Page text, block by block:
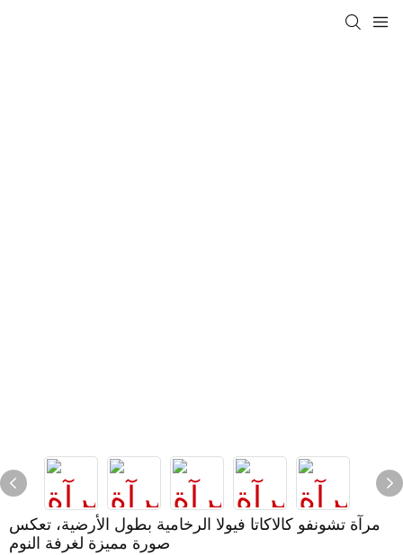
مرآة تشونفو كالاكاتا فيولا الرخامية بطول الأرضية، تعكس
صورة مميزة لغرفة النوم